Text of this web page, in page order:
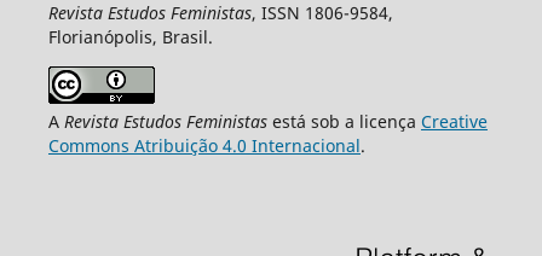
Revista Estudos Feministas, ISSN 1806-9584,
Florianópolis, Brasil.
A Revista Estudos Feministasestá sob a licença Creative
Commons Atribuição 4.0 Internacional.